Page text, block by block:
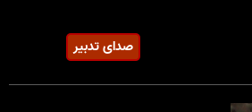
صدای تدبیر